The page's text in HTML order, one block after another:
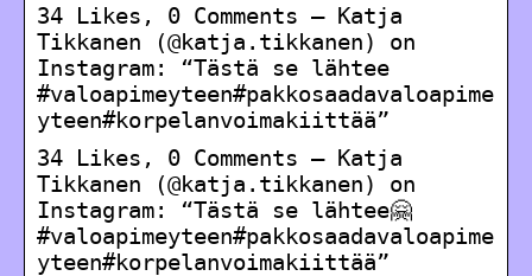
34 Likes, 0 Comments – Katja
Tikkanen (@katja.tikkanen) on
Instagram: “Tästä se lähtee
#valoapimeyteen#pakkosaadavaloapime
yteen#korpelanvoimakiittää”
34 Likes, 0 Comments – Katja
Tikkanen (@katja.tikkanen) on
Instagram: “Tästä se lähtee🤗
#valoapimeyteen#pakkosaadavaloapime
yteen#korpelanvoimakiittää”